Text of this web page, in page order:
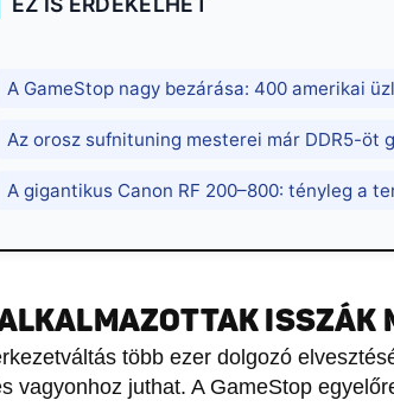
A GameStop nagy bezárása: 400 amerikai
Az orosz sufnituning mesterei már DDR5-öt
A gigantikus Canon RF 200–800: tényleg a
ISSZÁK
több ezer dolgozó
vagyonhoz juthat. A GameStop